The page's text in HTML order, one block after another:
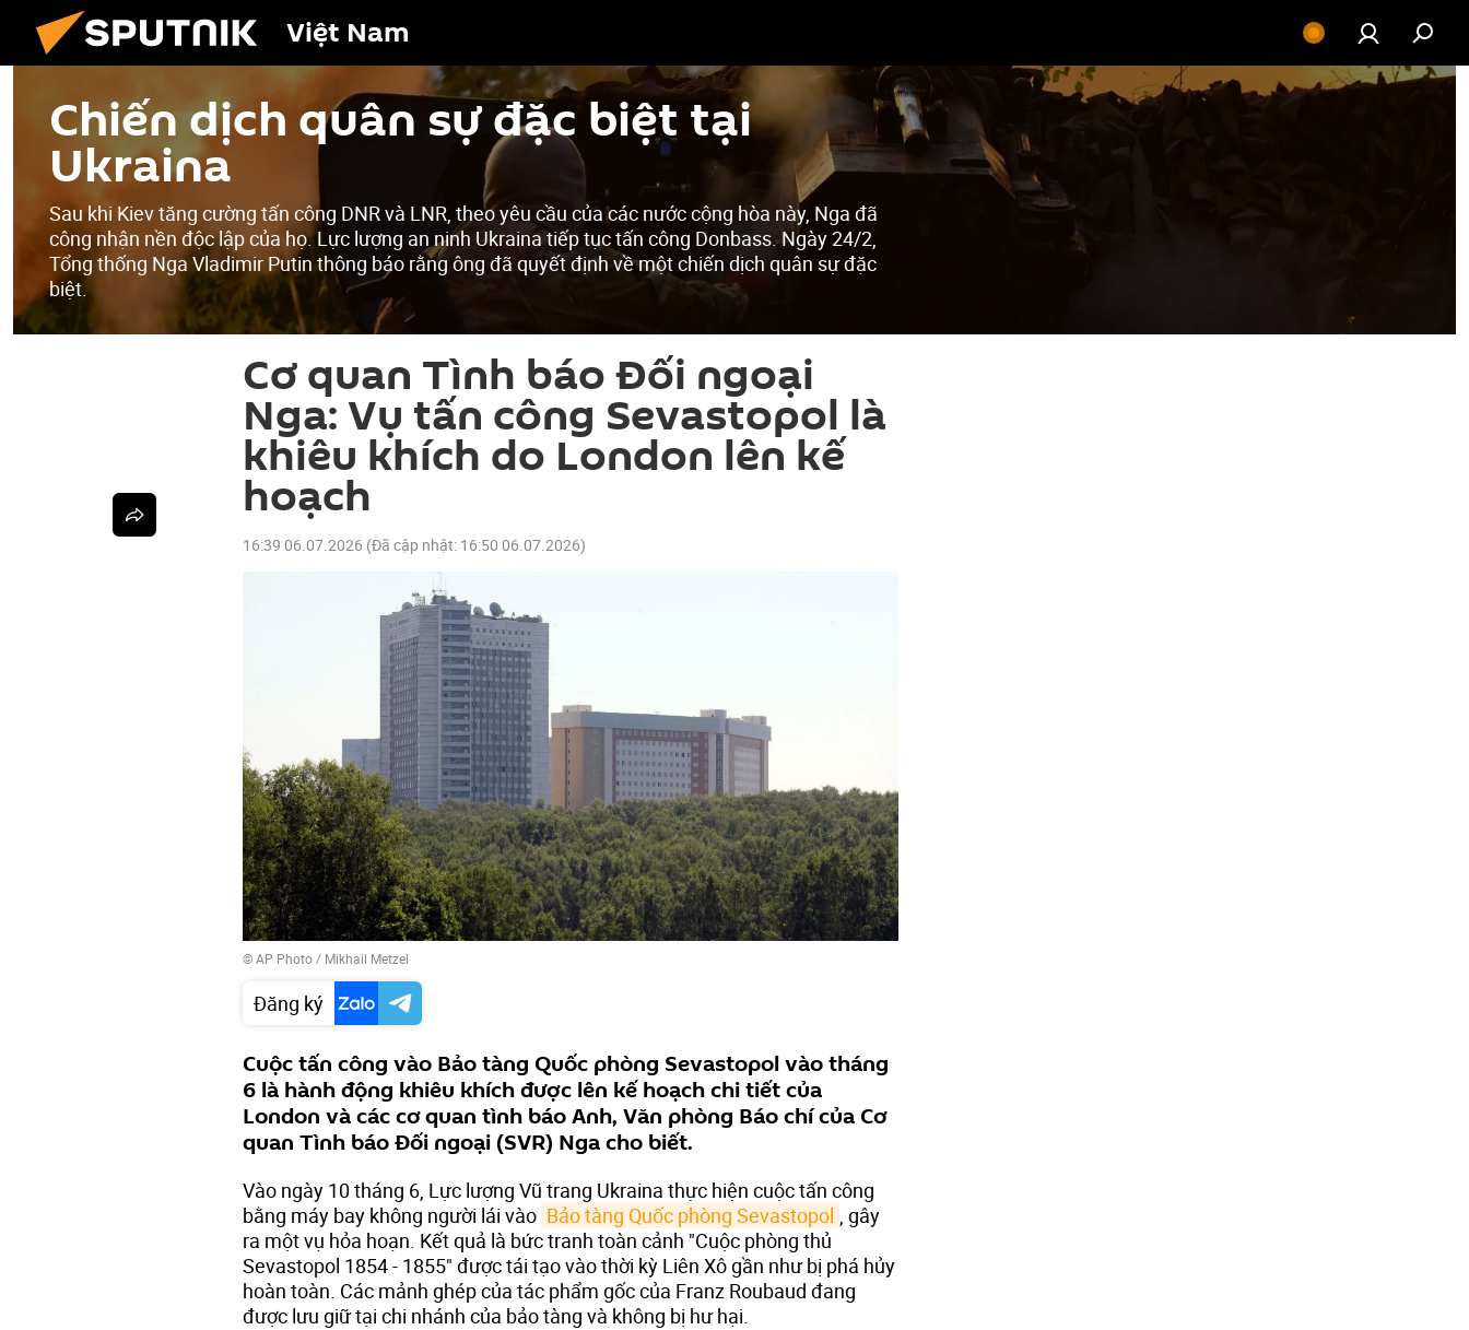
Việt Nam
Chiến dịch quân sự đặc biệt tại
Ukraina
Sau khi Kiev tăng cường tấn công DNR và LNR, theo yêu cầu của các nước cộng hòa này, Nga đã
công nhận nền độc lập của họ. Lực lượng an ninh Ukraina tiếp tục tấn công Donbass. Ngày 24/2,
Tổng thống Nga Vladimir Putin thông báo rằng ông đã quyết định về một chiến dịch quân sự đặc
biệt.
Cơ quan Tình báo Đối ngoại
Nga: Vụ tấn công Sevastopol là
khiêu khích do London lên kế
hoạch
16:39 06.07.2026 (Đã cập nhật: 16:50 06.07.2026)
© AP Photo / Mikhail Metzel
Đăng ký
Cuộc tấn công vào Bảo tàng Quốc phòng Sevastopol vào tháng
6 là hành động khiêu khích được lên kế hoạch chi tiết của
London và các cơ quan tình báo Anh, Văn phòng Báo chí của Cơ
quan Tình báo Đối ngoại (SVR) Nga cho biết.
Vào ngày 10 tháng 6, Lực lượng Vũ trang Ukraina thực hiện cuộc tấn công
bằng máy bay không người lái vào Bảo tàng Quốc phòng Sevastopol , gây
ra một vụ hỏa hoạn. Kết quả là bức tranh toàn cảnh "Cuộc phòng thủ
Sevastopol 1854 - 1855" được tái tạo vào thời kỳ Liên Xô gần như bị phá hủy
hoàn toàn. Các mảnh ghép của tác phẩm gốc của Franz Roubaud đang
được lưu giữ tại chi nhánh của bảo tàng và không bị hư hại.